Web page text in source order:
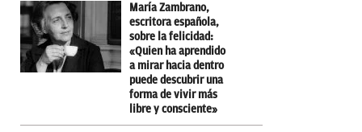
María Zambrano,
escritora española,
sobre la felicidad:
«Quien ha aprendido
a mirar hacia dentro
puede descubrir una
forma de vivir más
libre y consciente»